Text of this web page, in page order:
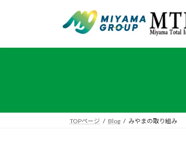
プ
動
TOPページ Blog みやまの取り組み